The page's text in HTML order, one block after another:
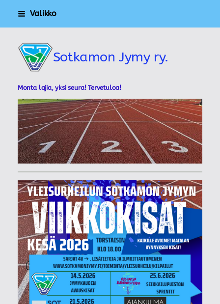
Siirry
Valikko
Sotkamon Jymy ry.
Monta lajia, yksi seura! Tervetuloa!